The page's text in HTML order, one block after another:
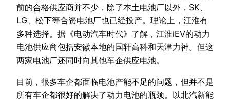
前的合格供应商并不少，除了本土电池厂以外，SK、
LG、松下等合资电池厂也已经投产。理论上，江淮有
多种选择。据《电动汽车时代》了解，江淮iEV的动力
电池供应商包括安徽本地的国轩高科和天津力神。但这
两家电池厂还同时向其他车企供应电池。
目前，很多车企都面临电池产能不足的问题，但并不是
所有车企都很好的解决了动力电池的瓶颈。以北汽新能